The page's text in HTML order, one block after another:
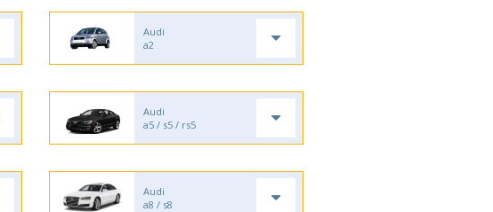
Audi
a2
Audi
a5 / s5 / rs5
Audi
a8 / s8